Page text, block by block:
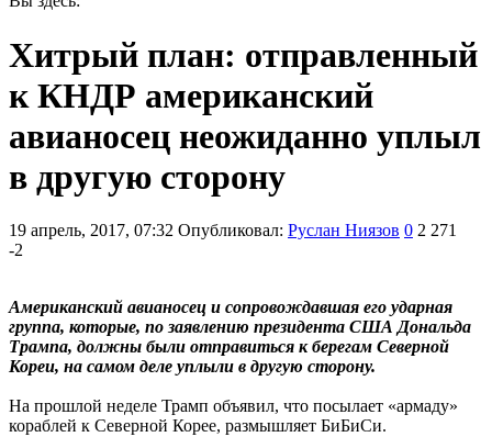
Хитрый план: отправленный
к КНДР американский
авианосец неожиданно уплыл
в другую сторону
19 апрель, 2017, 07:32 Опубликовал: Руслан Ниязов 0 2 271
-2
Американский авианосец и сопровождавшая его ударная
группа, которые, по заявлению президента США Дональда
Трампа, должны были отправиться к берегам Северной
Кореи, на самом деле уплыли в другую сторону.
На прошлой неделе Трамп объявил, что посылает «армаду»
кораблей к Северной Корее, размышляет БиБиСи.